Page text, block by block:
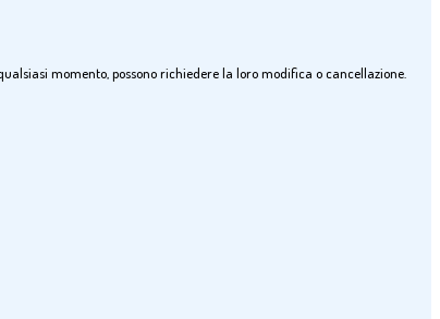
momento, possono richiedere la loro modifica o cancellazione.